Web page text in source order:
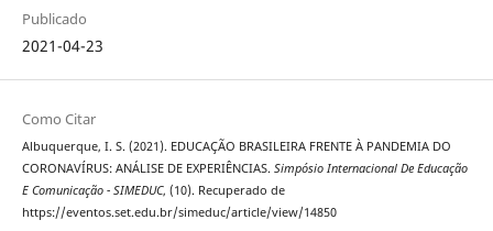
Publicado
2021-04-23
Como Citar
Albuquerque, I. S. (2021). EDUCAÇÃO BRASILEIRA FRENTE À PANDEMIA DO
CORONAVÍRUS: ANÁLISE DE EXPERIÊNCIAS. Simpósio Internacional De Educação
E Comunicação - SIMEDUC, (10). Recuperado de
https://eventos.set.edu.br/simeduc/article/view/14850